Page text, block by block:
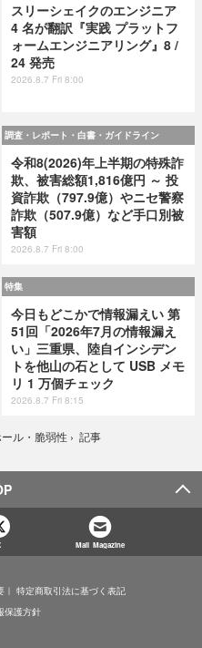
スリーシェイクのエンジニア
4 名が翻訳『実践 プラットフ
ォームエンジニアリング』8 /
24 発売
2026.8.7 Fri 8:00
調査・レポート・白書・ガイドライン
令和8(2026)年上半期の特殊詐
欺、被害総額1,816億円 ～ 投
資詐欺（797.9億）やニセ警察
詐欺（507.9億）など手口別被
害額
2026.8.7 Fri 8:00
特集
今日もどこかで情報漏えい 第
51回「2026年7月の情報漏え
い」三重県、陸自インシデン
トを他山の石として USB メモ
リ 1 万個チェック
2026.8.7 Fri 8:15
ル・脆弱性 › 記事
Mail Magazine
特定商取引法に基づく表記
保護方針